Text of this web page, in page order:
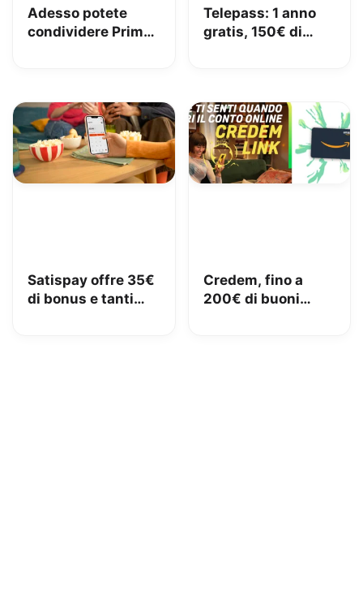
Adesso potete
condividere Prime
Telepass: 1 anno
gratis, 150€ di
Satispay offre 35€
di bonus e tanti
Credem, fino a
200€ di buoni